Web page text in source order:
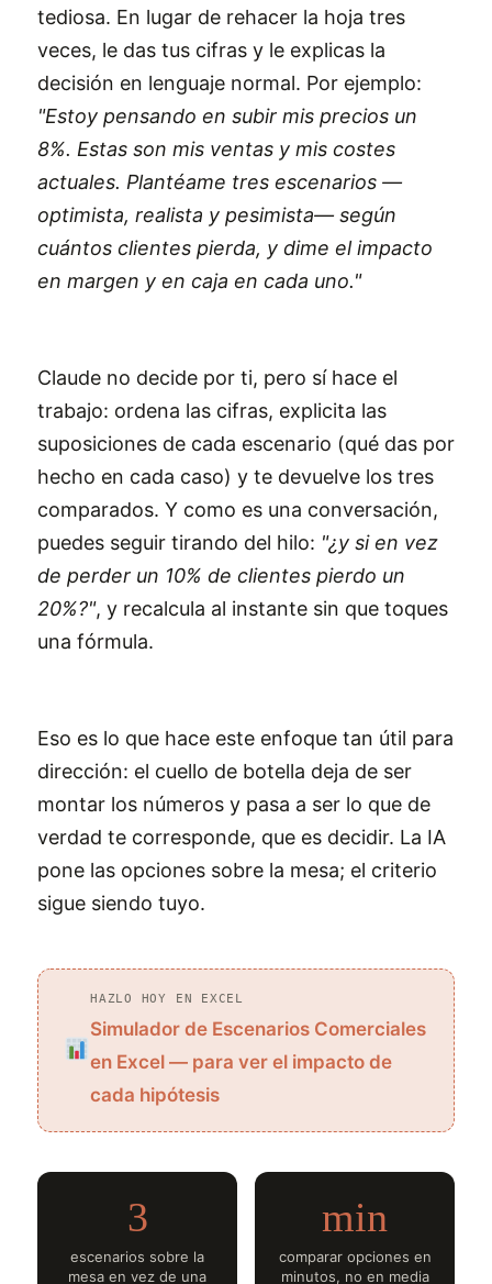
tediosa. En lugar de rehacer la hoja tres
veces, le das tus cifras y le explicas la
decisión en lenguaje normal. Por ejemplo:
"Estoy pensando en subir mis precios un
8%. Estas son mis ventas y mis costes
actuales. Plantéame tres escenarios —
optimista, realista y pesimista— según
cuántos clientes pierda, y dime el impacto
en margen y en caja en cada uno."
Claude no decide por ti, pero sí hace el
trabajo: ordena las cifras, explicita las
suposiciones de cada escenario (qué das por
hecho en cada caso) y te devuelve los tres
comparados. Y como es una conversación,
puedes seguir tirando del hilo: "¿y si en vez
de perder un 10% de clientes pierdo un
20%?", y recalcula al instante sin que toques
una fórmula.
Eso es lo que hace este enfoque tan útil para
dirección: el cuello de botella deja de ser
montar los números y pasa a ser lo que de
verdad te corresponde, que es decidir. La IA
pone las opciones sobre la mesa; el criterio
sigue siendo tuyo.
HAZLO HOY EN EXCEL
Simulador de Escenarios Comerciales
en Excel — para ver el impacto de
cada hipótesis
3
escenarios sobre la
mesa en vez de una
min
comparar opciones en
minutos, no en media